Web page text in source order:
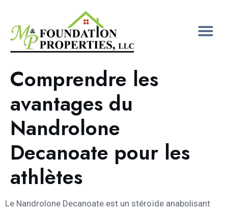
Comprendre les
avantages du
Nandrolone
Decanoate pour les
athlètes
Le Nandrolone Decanoate est un stéroïde anabolisant